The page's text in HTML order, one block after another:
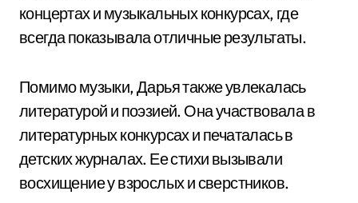
концертах и музыкальных конкурсах, где
всегда показывала отличные результаты.
Помимо музыки, Дарья также увлекалась
литературой и поэзией. Она участвовала в
литературных конкурсах и печаталась в
детских журналах. Ее стихи вызывали
восхищение у взрослых и сверстников.